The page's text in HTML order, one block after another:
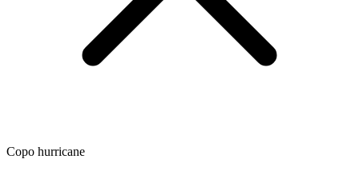
Copo hurricane